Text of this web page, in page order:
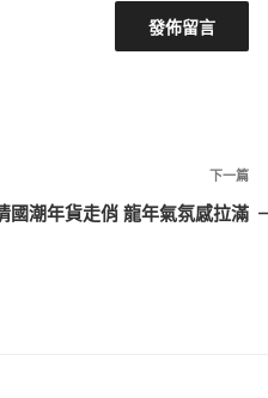
下
一
下一篇
國潮年貨走俏 龍年氣氛感拉滿